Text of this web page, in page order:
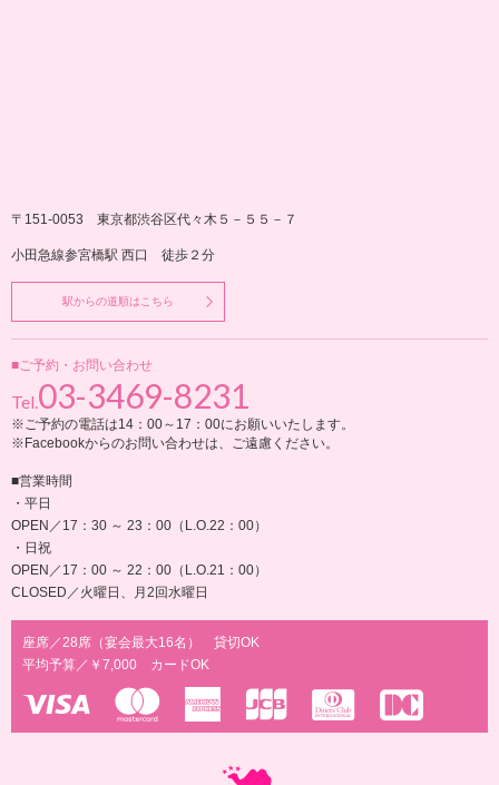
〒151-0053 東京都渋谷区代々木５－５５－７
小田急線参宮橋駅 西口 徒歩２分
駅からの道順はこちら
■ご予約・お問い合わせ
Tel.03-3469-8231
※ご予約の電話は14：00～17：00にお願いいたします。
※Facebookからのお問い合わせは、ご遠慮ください。
■営業時間
・平日
OPEN／17：30 ～ 23：00（L.O.22：00）
・日祝
OPEN／17：00 ～ 22：00（L.O.21：00）
CLOSED／火曜日、月2回水曜日
座席／28席（宴会最大16名） 貸切OK
平均予算／￥7,000 カードOK